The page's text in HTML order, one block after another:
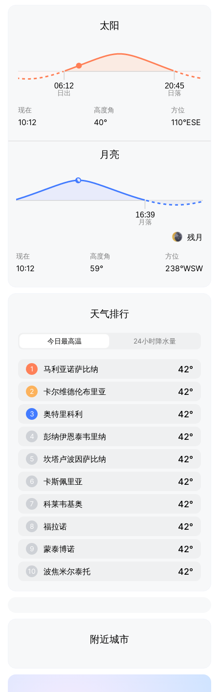
太阳
现在
10:12
高度角
40°
方位
110°ESE
月亮
残月
现在
10:12
高度角
59°
方位
238°WSW
天气排行
今日最高温 24小时降水量
1 马利亚诺萨比纳 42°
2 卡尔维德伦布里亚 42°
3 奥特里科利 42°
4 彭纳伊恩泰韦里纳 42°
5 坎塔卢波因萨比纳 42°
6 卡斯佩里亚 42°
7 科莱韦基奥 42°
8 福拉诺 42°
9 蒙泰博诺 42°
10 波焦米尔泰托 42°
附近城市